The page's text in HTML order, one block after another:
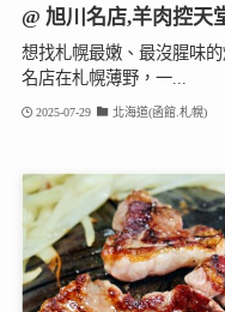
@ 旭川名店,羊肉控天
想找札幌最嫩、最沒腥味
名店在札幌薄野，一...
2025-07-29 北海道(函館.札幌)